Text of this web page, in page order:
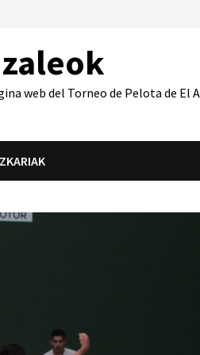
web del Torneo de Pelota de El